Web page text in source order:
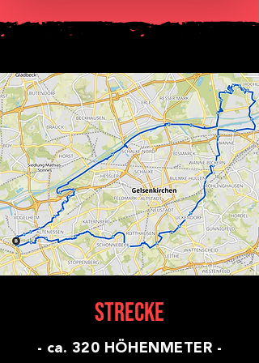
und Anzeigen zu personalisieren,
zu können und die Zugriffe auf unsere
Website zu analysieren. Außerdem
geben wir Informationen zu Ihrer
Verwendung unserer Website an
unsere Partner für soziale Medien,
Werbung und Analysen weiter. Unsere
Partner führen diese Informationen
möglicherweise mit weiteren Daten
zusammen, die Sie ihnen bereitgestellt
haben oder die sie im Rahmen Ihrer
Nutzung der Dienste gesammelt
Strecke
- ca. 320 HÖHENMETER -